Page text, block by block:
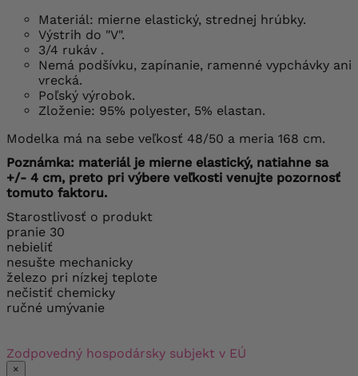
Materiál: mierne elastický, strednej hrúbky.
Výstrih do "V".
3/4 rukáv .
Nemá podšívku, zapínanie, ramenné vypchávky ani
vrecká.
Poľský výrobok.
Zloženie: 95% polyester, 5% elastan.
Modelka má na sebe veľkosť 48/50 a meria 168 cm.
Poznámka: materiál je mierne elastický, natiahne sa
+/- 4 cm, preto pri výbere veľkosti venujte pozornosť
tomuto faktoru.
Starostlivosť o produkt
pranie 30
nebieliť
nesušte mechanicky
železo pri nízkej teplote
nečistiť chemicky
ručné umývanie
Zodpovedný hospodársky subjekt v EÚ
×